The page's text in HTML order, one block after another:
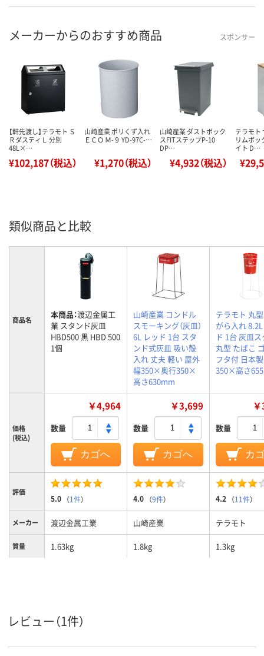
メーカーからのおすすめ商品 スポンサー
【軒先渡し】テラモト Ｓ
ＲダスティＬ 分別
48L×…
¥102,187（税込）
山崎産業 ポリくず入れ
ＥＣＯ Ｍ-９ YD-97C-…
¥1,270（税込）
山崎産業 ダストボック
スFITステップP-10
DP…
¥4,932（税込）
テラモト
リムボッ
イト D…
類似商品と比較
商品名 本商品：渡辺金属工
業 スタンド灰皿
HBD500 黒 HBD 500
1個
山崎産業 コンドル
スモーキング（灰皿）
6L レッド 1台 スタ
ンド式灰皿 吸い殻
入れ 丈夫 軽い 屋外
幅350×奥行350×
高さ630mm
テラモト 丸
がら入れ
ド 1台 灰皿
丸型 たばこ
フタ付 日本
350×高さ
価格
(税込)
￥4,964
数量
カゴへ
￥3,699
数量
カゴへ
数量
カ
評価
5.0 （1件） 4.0 （9件） 4.2 （11件）
メーカー 渡辺金属工業 山崎産業 テラモト
質量 1.63kg 1.8kg 1.3kg
レビュー（1件）